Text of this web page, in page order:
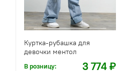
Куртка-рубашка для
девочки ментол
В розницу: 3 774 ₽